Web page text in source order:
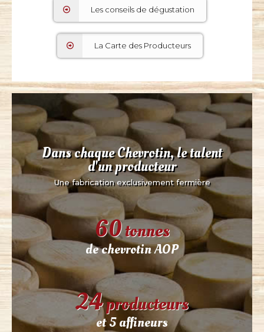
Une saveur unique : de la douceur, doublée d’une
légère pointe de piquant. Fromage fermier élaboré
à partir de lait cru et entier, ses saveurs ne sont donc
pas identiques d’une ferme à l’autre.
Les conseils de dégustation
La Carte des Producteurs
Dans chaque Chevrotin, le talent
d'un producteur
Une fabrication exclusivement fermière
60tonnes
de chevrotin AOP
24producteurs
et 5 affineurs